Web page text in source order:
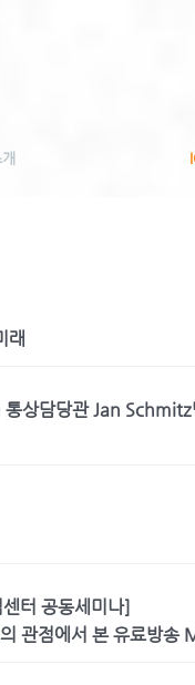
래
상담당관 Jan Schmitz
터 공동세미나]
관점에서 본 유료방송